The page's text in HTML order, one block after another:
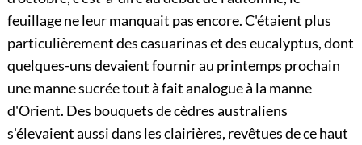
feuillage ne leur manquait pas encore. C'étaient plus
particulièrement des casuarinas et des eucalyptus, dont
quelques-uns devaient fournir au printemps prochain
une manne sucrée tout à fait analogue à la manne
d'Orient. Des bouquets de cèdres australiens
s'élevaient aussi dans les clairières, revêtues de ce haut